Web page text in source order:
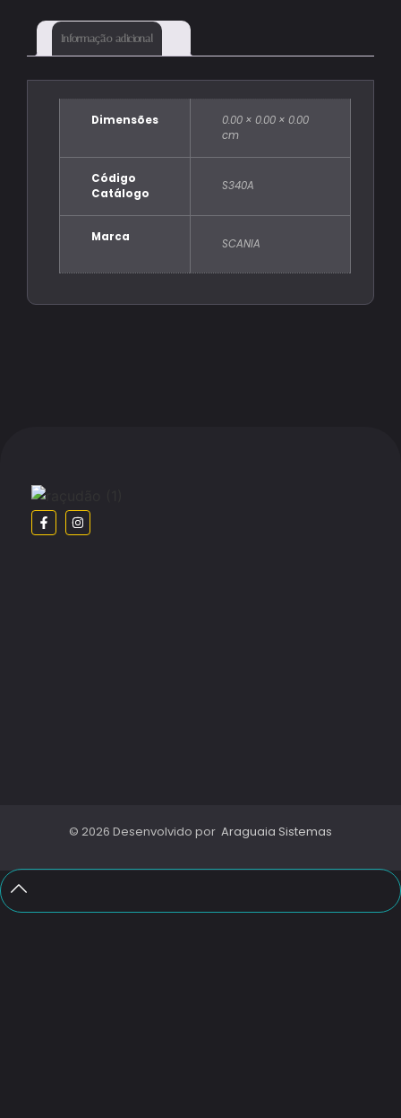
Informação adicional
Dimensões
0.00 × 0.00 × 0.00
cm
Código
Catálogo
S340A
Marca SCANIA
© 2026 Desenvolvido por Araguaia Sistemas